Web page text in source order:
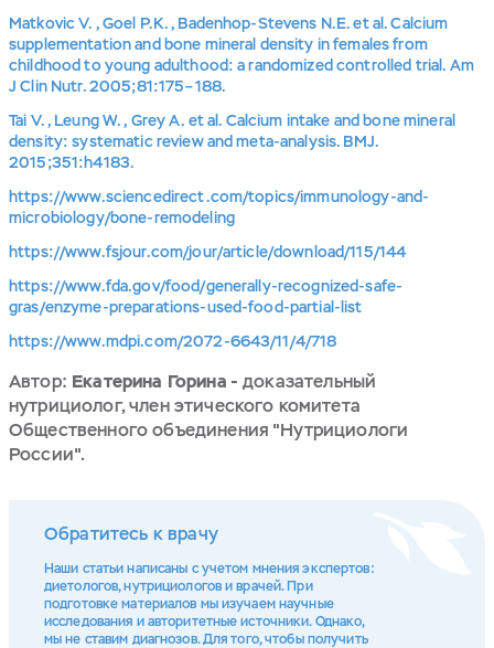
Matkovic V., Goel P.K., Badenhop-Stevens N.E. et al. Calcium
supplementation and bone mineral density in females from
childhood to young adulthood: a randomized controlled trial. Am
J Clin Nutr. 2005;81:175–188.
Tai V., Leung W., Grey A. et al. Calcium intake and bone mineral
density: systematic review and meta-analysis. BMJ.
2015;351:h4183.
https://www.sciencedirect.com/topics/immunology-and-
microbiology/bone-remodeling
https://www.fsjour.com/jour/article/download/115/144
https://www.fda.gov/food/generally-recognized-safe-
gras/enzyme-preparations-used-food-partial-list
https://www.mdpi.com/2072-6643/11/4/718
Автор: Екатерина Горина -доказательный
нутрициолог, член этического комитета
Общественного объединения "Нутрициологи
России".
Обратитесь к врачу
Наши статьи написаны с учетом мнения экспертов:
диетологов, нутрициологов и врачей. При
подготовке материалов мы изучаем научные
исследования и авторитетные источники. Однако,
мы не ставим диагнозов. Для того, чтобы получить